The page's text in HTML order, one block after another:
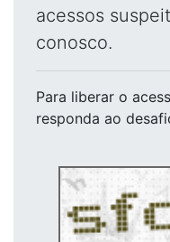
acessos
conosco.
Para liberar o
responda ao